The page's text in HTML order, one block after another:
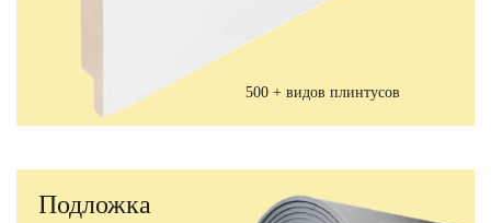
500 + видов плинтусов
Подложка